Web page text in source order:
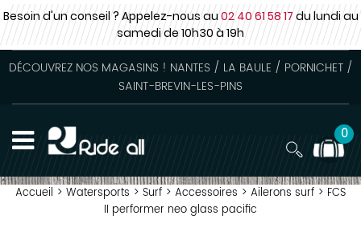
Besoin d'un conseil ? Appelez-nous au02 40 61 58 17du lundi au
samedide 10h30 à 19h
DÉCOUVREZ NOS MAGASINS ! NANTES / LA BAULE / PORNICHET /
SAINT-BREVIN-LES-PINS
0
Accueil > Watersports > Surf > Accessoires > Ailerons surf > FCS
II performer neo glass pacific